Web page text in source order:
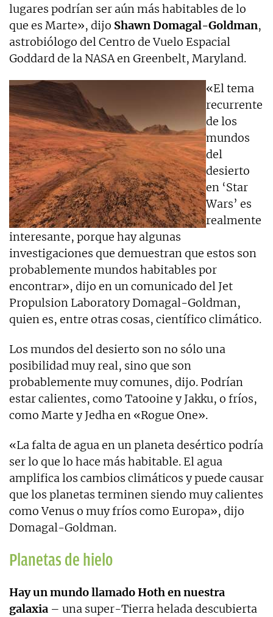
lugares podrían ser aún más habitables de lo
que es Marte», dijo Shawn Domagal-Goldman,
astrobiólogo del Centro de Vuelo Espacial
Goddard de la NASA en Greenbelt, Maryland.
«El tema
recurrente
de los
mundos
del
desierto
en ‘Star
Wars’ es
realmente
interesante, porque hay algunas
investigaciones que demuestran que estos son
probablemente mundos habitables por
encontrar», dijo en un comunicado del Jet
Propulsion Laboratory Domagal-Goldman,
quien es, entre otras cosas, científico climático.
Los mundos del desierto son no sólo una
posibilidad muy real, sino que son
probablemente muy comunes, dijo. Podrían
estar calientes, como Tatooine y Jakku, o fríos,
como Marte y Jedha en «Rogue One».
«La falta de agua en un planeta desértico podría
ser lo que lo hace más habitable. El agua
amplifica los cambios climáticos y puede causar
que los planetas terminen siendo muy calientes
como Venus o muy fríos como Europa», dijo
Domagal-Goldman.
Planetas de hielo
Hay un mundo llamado Hoth en nuestra
galaxia – una super-Tierra helada descubierta